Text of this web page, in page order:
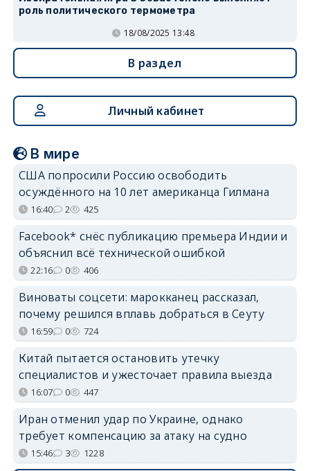
роль политического термометра
18/08/2025 13:48
В раздел
Личный кабинет
В мире
США попросили Россию освободить
осуждённого на 10 лет американца Гилмана
16:40 2 425
Facebook* снёс публикацию премьера Индии и
объяснил всё технической ошибкой
22:16 0 406
Виноваты соцсети: марокканец рассказал,
почему решился вплавь добраться в Сеуту
16:59 0 724
Китай пытается остановить утечку
специалистов и ужесточает правила выезда
16:07 0 447
Иран отменил удар по Украине, однако
требует компенсацию за атаку на судно
15:46 3 1228